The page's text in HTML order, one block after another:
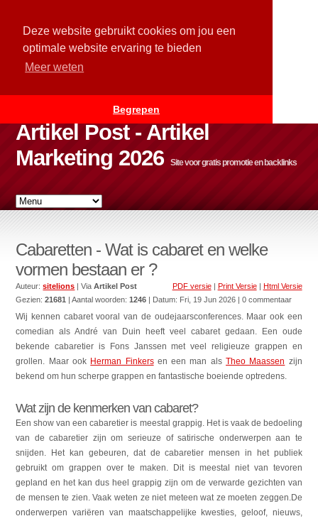
Deze website gebruikt cookies om jou een
optimale website ervaring te bieden
Meer weten
Begrepen
Artikel Post - Artikel
Marketing 2026
Site voor gratis promotie en backlinks
Cabaretten - Wat is cabaret en welke
vormen bestaan er ?
PDF versie| Print Versie| Html Versie
Auteur:sitelions | ViaArtikel Post
Gezien:21681 | Aantal woorden:1246 | Datum: Fri, 19 Jun 2026 | 0 commentaar
Wij kennen cabaret vooral van de oudejaarsconferences. Maar ook een
comedian als André van Duin heeft veel cabaret gedaan. Een oude
bekende cabaretier is Fons Janssen met veel religieuze grappen en
grollen. Maar ook Herman Finkersen een man alsTheo Maassen zijn
bekend om hun scherpe grappen en fantastische boeiende optredens.
Wat zijn de kenmerken van cabaret?
Een show van een cabaretier is meestal grappig. Het is vaak de bedoeling
van de cabaretier zijn om serieuze of satirische onderwerpen aan te
snijden. Het kan gebeuren, dat de cabaretier mensen in het publiek
gebruikt om grappen over te maken. Dit is meestal niet van tevoren
gepland en het kan dus heel grappig zijn om de verwarde gezichten van
de mensen te zien. Vaak weten ze niet meteen wat ze moeten zeggen.De
onderwerpen variëren van maatschappelijke kwesties, geloof, nieuws,